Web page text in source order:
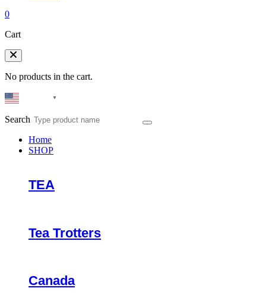
0
Cart
No products in the cart.
▼
Search
Home
SHOP
TEA
Tea Trotters
Canada